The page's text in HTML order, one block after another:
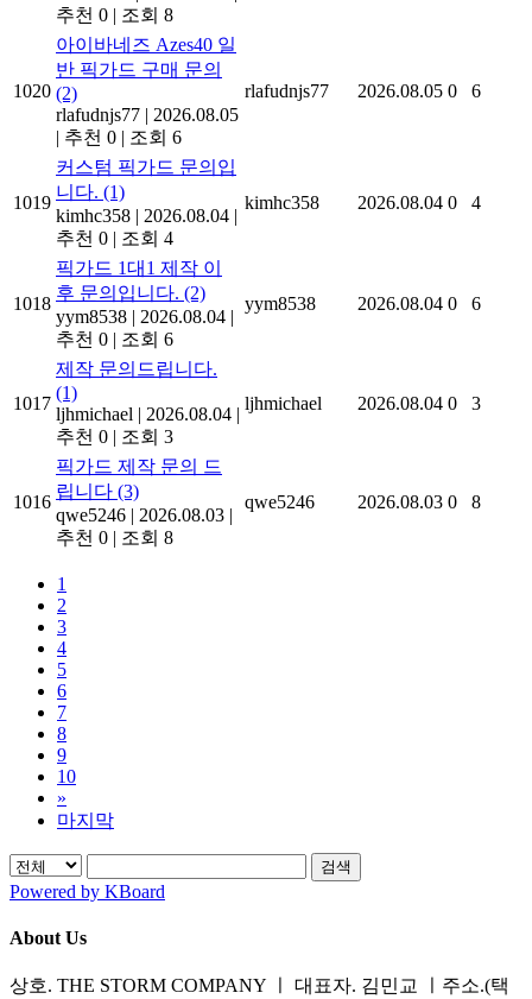
추천 0 | 조회 8
1020
아이바네즈 Azes40 일
반 픽가드 구매 문의
(2)
rlafudnjs77 | 2026.08.05
| 추천 0 | 조회 6
rlafudnjs77 2026.08.05 0 6
1019
커스텀 픽가드 문의입
니다. (1)
kimhc358 | 2026.08.04 |
추천 0 | 조회 4
kimhc358 2026.08.04 0 4
1018
픽가드 1대1 제작 이
후 문의입니다. (2)
yym8538 | 2026.08.04 |
추천 0 | 조회 6
yym8538 2026.08.04 0 6
1017
제작 문의드립니다.
(1)
ljhmichael | 2026.08.04 |
추천 0 | 조회 3
ljhmichael 2026.08.04 0 3
1016
픽가드 제작 문의 드
립니다 (3)
qwe5246 | 2026.08.03 |
추천 0 | 조회 8
qwe5246 2026.08.03 0 8
1
2
3
4
5
6
7
8
9
10
»
마지막
검색
Powered by KBoard
About Us
상호. THE STORM COMPANY ㅣ 대표자. 김민교 ㅣ주소.(택